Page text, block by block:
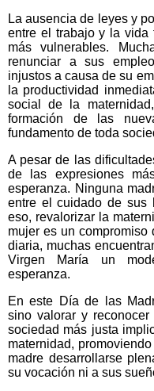
La ausencia de leyes y
entre el trabajo y la vida
más vulnerables.
renunciar a sus
injustos a causa de su
la productividad
social de la
formación de las
fundamento de toda
A pesar de las
de las expresiones
esperanza. Ninguna
entre el cuidado de sus
eso, revalorizar la
mujer es un
diaria, muchas
Virgen María un
esperanza.
En este Día de las
sino valorar y
sociedad más justa
maternidad,
madre desarrollarse
su vocación ni a sus